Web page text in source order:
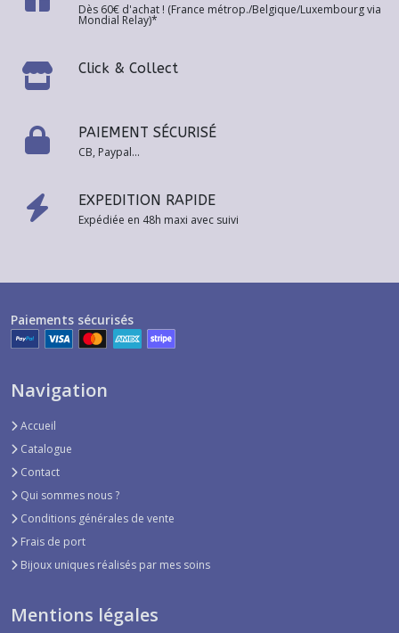
Dès 60€ d'achat ! (France métrop./Belgique/Luxembourg via
Mondial Relay)*
Click & Collect
PAIEMENT SÉCURISÉ
CB, Paypal...
EXPEDITION RAPIDE
Expédiée en 48h maxi avec suivi
Paiements sécurisés
Navigation
Accueil
Catalogue
Contact
Qui sommes nous ?
Conditions générales de vente
Frais de port
Bijoux uniques réalisés par mes soins
Mentions légales